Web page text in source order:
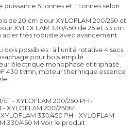
5 tonnes et 11 tonnes selon
de 20 cm pour XYLOFLAM 200/250 et
XYLOFLAM 330/450 de 25 et 33 cm.
acier très robuste avec avancement
bois possibles : à l'unité rotative 4 sacs
pour bois empilé.
électrique monophasé et triphasé,
430 tr/mn, moteur thermique essence
- XYLOFLAM 200/250 PH -
- XYLOFLAM 200/250M
330/450 PH - XYLOFLAM
330/450 M Voir le produit